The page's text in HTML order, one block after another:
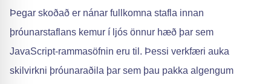
Þegar skoðað er nánar fullkomna stafla innan
þróunarstaflans kemur í ljós önnur hæð þar sem
JavaScript-rammasöfnin eru til. Þessi verkfæri auka
skilvirkni þróunaraðila þar sem þau pakka algengum